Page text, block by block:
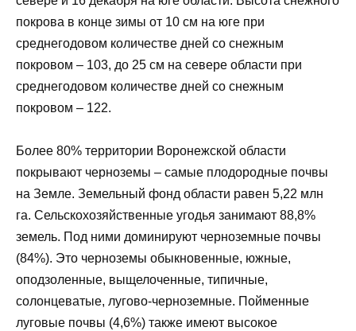
покрова в конце зимы от 10 см на юге при
среднегодовом количестве дней со снежным
покровом – 103, до 25 см на севере области при
среднегодовом количестве дней со снежным
покровом – 122.
Более 80% территории Воронежской области
покрывают черноземы – самые плодородные почвы
на Земле. Земельный фонд области равен 5,22 млн
га. Сельскохозяйственные угодья занимают 88,8%
земель. Под ними доминируют черноземные почвы
(84%). Это черноземы обыкновенные, южные,
оподзоленные, выщелоченные, типичные,
солонцеватые, лугово-черноземные. Пойменные
луговые почвы (4,6%) также имеют высокое